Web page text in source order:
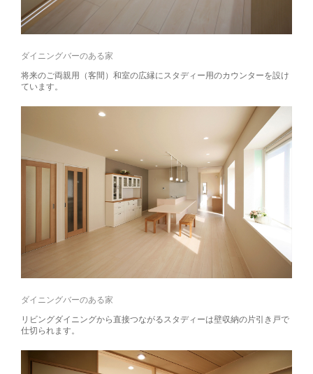
ダイニングバーのある家
将来のご両親用（客間）和室の広縁にスタディー用のカウンターを設け
ています。
ダイニングバーのある家
リビングダイニングから直接つながるスタディーは壁収納の片引き戸で
仕切られます。